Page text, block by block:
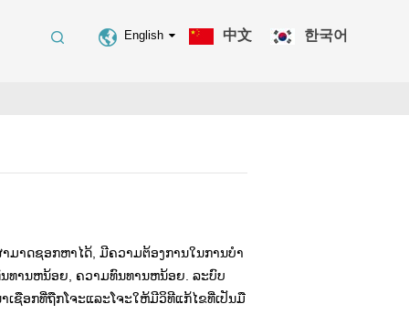
한국어
中文
English
ມາດຊອກຫາໄດ້, ມີຄວາມຕ້ອງການໃນການບໍາ
ທານຫນ້ອຍ, ຄວາມທົນທານຫນ້ອຍ. ລະບົບ
ເຊືອກທີ່ຖືກໂຈະແລະໂຈະໃຫ້ມີວິທີແກ້ໄຂທີ່ເປັນມື